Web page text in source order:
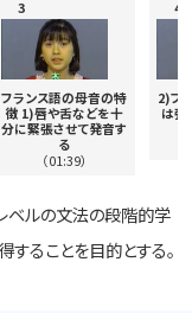
フランス語の母音の特
徴 1)唇や舌などを十
分に緊張させて発音す
る
（01:39）
2)フ
は強
ベルの文法の段階的学
ることを目的とする。